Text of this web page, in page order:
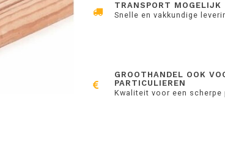
TRANSPORT MOGELIJK
Snelle en vakkundige
GROOTHANDEL OOK
PARTICULIEREN
Kwaliteit voor een scherpe